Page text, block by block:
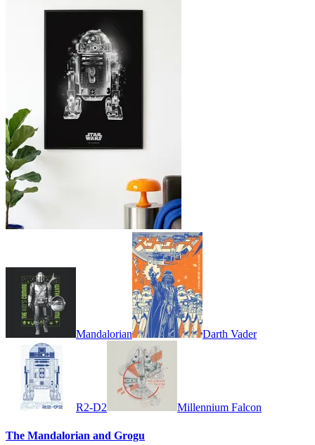
Mandalorian Darth Vader
R2-D2 Millennium Falcon
The Mandalorian and Grogu